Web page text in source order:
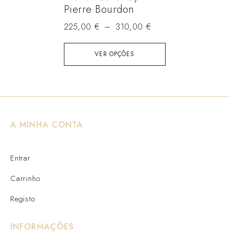
VER OPÇÕES
Pierre Bourdon
225,00 € – 310,00 €
A MINHA CONTA
Entrar
Carrinho
Registo
INFORMAÇÕES